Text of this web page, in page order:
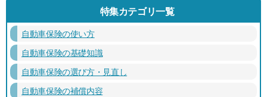
特集カテゴリ一覧
自動車保険の使い方
自動車保険の基礎知識
自動車保険の選び方・見直し
自動車保険の補償内容